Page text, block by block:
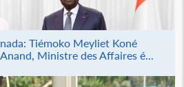
Tiémoko Meyliet Koné
Ministre des Affaires é...